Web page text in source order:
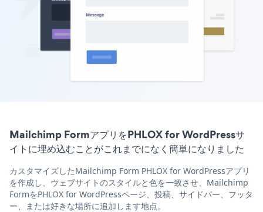
Mailchimp FormアプリをPHLOX for WordPressサ
イトに埋め込むことがこれまでになく簡単になりました
カスタマイズしたMailchimp Form PHLOX for WordPressアプリ
を作成し、ウェブサイトのスタイルと色を一致させ、Mailchimp
FormをPHLOX for WordPressページ、投稿、サイドバー、フッタ
ー、または好きな場所に追加します地点。